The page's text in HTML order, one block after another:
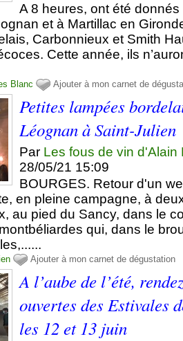
A 8 heures, ont été
et à Martillac en
Carbonnieux et Smith
Cette année, ils
Blanc Ajouter à mon carnet de
Petites lampées
Léognan à Saint-Julien
Par Les fous de vin d'Alain
28/05/21 15:09
BOURGES. Retour d'un
en pleine campagne, à
au pied du Sancy, dans le
qui, dans le
Ajouter à mon carnet de dégustation
A l’aube de l’été,
ouvertes des Estivales
les 12 et 13 juin